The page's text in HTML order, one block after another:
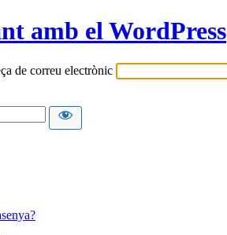
amb el WordPress
de correu electrònic